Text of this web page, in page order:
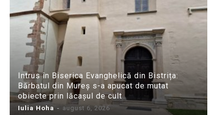
Intrus în Biserica Evanghelică din Bistrița:
Bărbatul din Mureș s-a apucat de mutat
obiecte prin lăcașul de cult
Iulia Hoha - august 6, 2026